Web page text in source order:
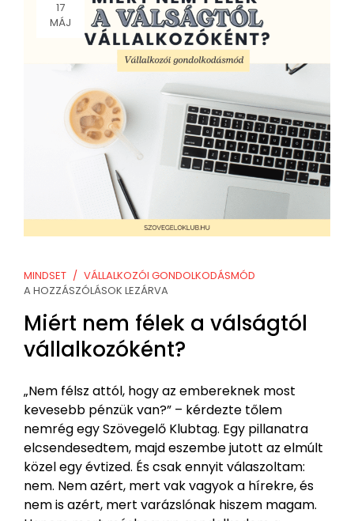
17
MÁJ
MINDSET
VÁLLALKOZÓI GONDOLKODÁSMÓD
A HOZZÁSZÓLÁSOK LEZÁRVA
Miért nem félek a válságtól
vállalkozóként?
„Nem félsz attól, hogy az embereknek most
kevesebb pénzük van?” – kérdezte tőlem
nemrég egy Szövegelő Klubtag. Egy pillanatra
elcsendesedtem, majd eszembe jutott az elmúlt
közel egy évtized. És csak ennyit válaszoltam:
nem. Nem azért, mert vak vagyok a hírekre, és
nem is azért, mert varázslónak hiszem magam.